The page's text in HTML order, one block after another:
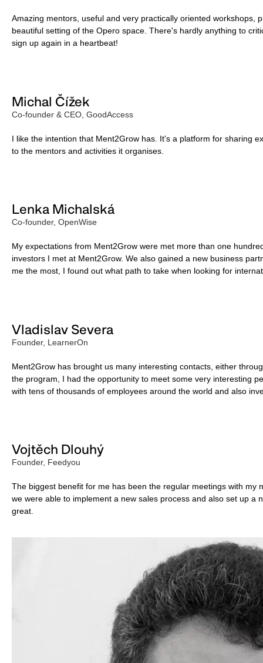
Amazing mentors, useful and very practically oriented workshops,
beautiful setting of the Opero space. There's hardly anything to
sign up again in a heartbeat!
Michal Čížek
Co-founder & CEO, GoodAccess
I like the intention that Ment2Grow has. It's a platform for sharing
to the mentors and activities it organises.
Lenka Michalská
Co-founder, OpenWise
My expectations from Ment2Grow were met more than one
investors I met at Ment2Grow. We also gained a new business
me the most, I found out what path to take when looking for
Vladislav Severa
Founder, LearnerOn
Ment2Grow has brought us many interesting contacts, either
the program, I had the opportunity to meet some very interesting
with tens of thousands of employees around the world and also
Vojtěch Dlouhý
Founder, Feedyou
The biggest benefit for me has been the regular meetings with my
we were able to implement a new sales process and also set up a
great.